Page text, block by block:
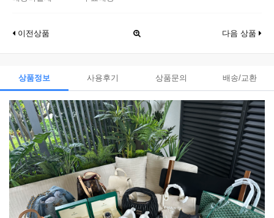
이전상품 다음 상품
상품정보 사용후기 상품문의 배송/교환